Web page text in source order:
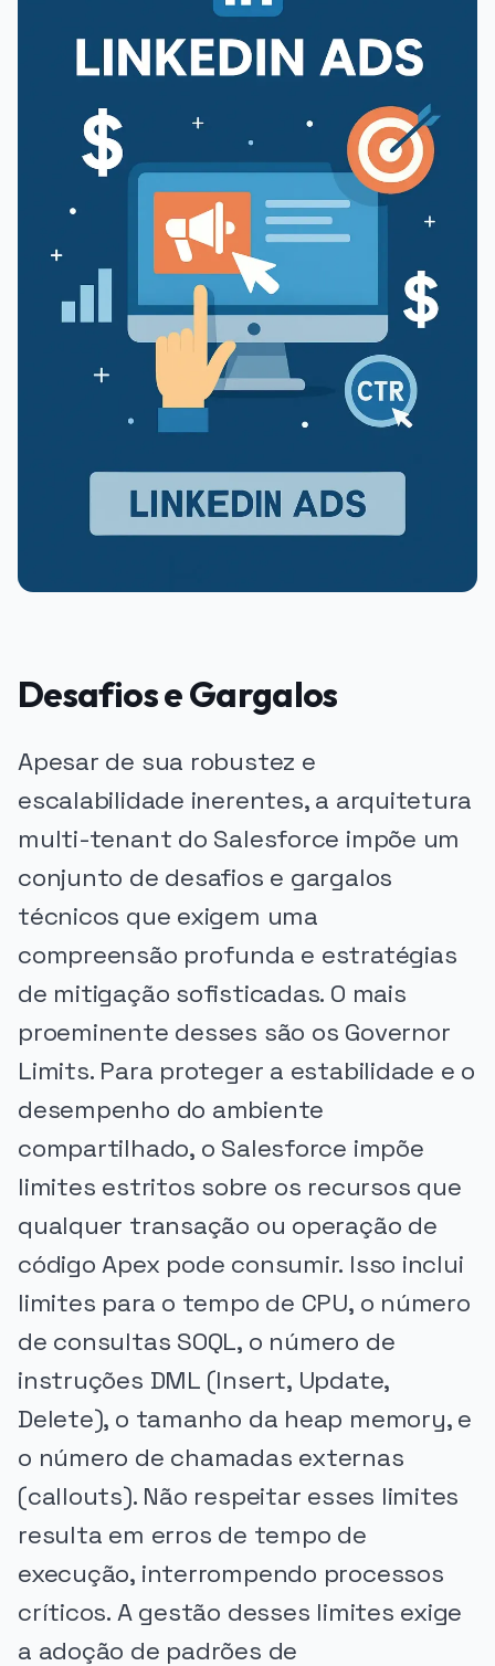
Desafios e Gargalos
Apesar de sua robustez e
escalabilidade inerentes, a arquitetura
multi-tenant do Salesforce impõe um
conjunto de desafios e gargalos
técnicos que exigem uma
compreensão profunda e estratégias
de mitigação sofisticadas. O mais
proeminente desses são os Governor
Limits. Para proteger a estabilidade e o
desempenho do ambiente
compartilhado, o Salesforce impõe
limites estritos sobre os recursos que
qualquer transação ou operação de
código Apex pode consumir. Isso inclui
limites para o tempo de CPU, o número
de consultas SOQL, o número de
instruções DML (Insert, Update,
Delete), o tamanho da heap memory, e
o número de chamadas externas
(callouts). Não respeitar esses limites
resulta em erros de tempo de
execução, interrompendo processos
críticos. A gestão desses limites exige
a adoção de padrões de